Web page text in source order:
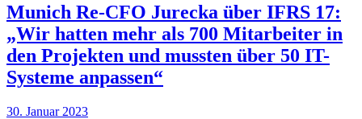
Munich Re-CFO Jurecka über IFRS 17:
„Wir hatten mehr als 700 Mitarbeiter in
den Projekten und mussten über 50 IT-
Systeme anpassen“
30. Januar 2023